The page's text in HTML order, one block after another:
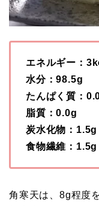
エネルギー：
水分：98.5g
たんぱく質：
脂質：0.0g
炭水化物：1.5g
食物繊維：1.5g
角寒天は、8g程度